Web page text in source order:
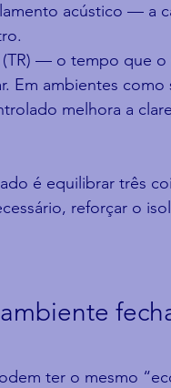
acústico — a
— o tempo que o
Em ambientes como
melhora a
é equilibrar três
reforçar o
ter o mesmo